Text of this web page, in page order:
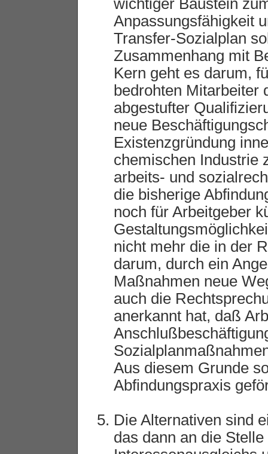
wichtiger Baustein
Anpassungsfähigkeit
Transfer-Sozialplan
Zusammenhang mit
Kern geht es darum,
bedrohten Mitarbeiter
abgestufter
neue
Existenzgründung
chemischen Industrie
arbeits- und
die bisherige
noch für Arbeitgeber
nicht mehr die in der
darum, durch ein
Maßnahmen neue
auch die
anerkannt hat, daß
Aus diesem Grunde
Abfindungspraxis
Die Alternativen sind
das dann an die